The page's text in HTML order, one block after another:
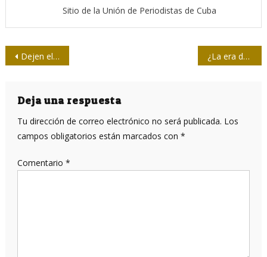
Sitio de la Unión de Periodistas de Cuba
Navegación
entradas
Dejen el Morro encendido ¿La era de la posverdad o de la multiplicación de las mismas mentiras?
Deja una respuesta
Tu dirección de correo electrónico no será publicada. Los
campos obligatorios están marcados con *
Comentario *